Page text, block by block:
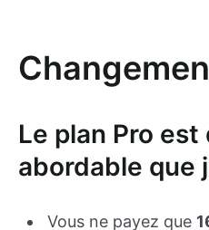
Le plan Pro
abordable que
Vous ne payez que